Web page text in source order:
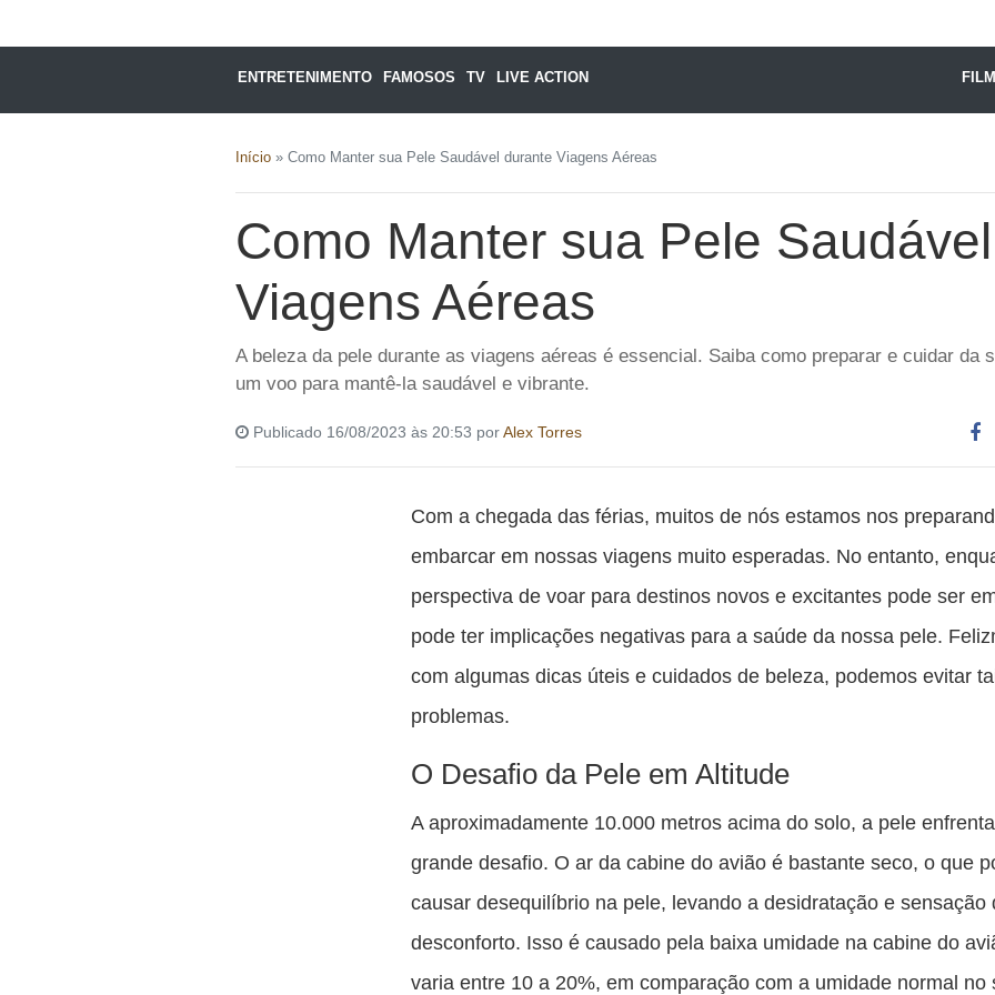
ENTRETENIMENTO FAMOSOS TV LIVE ACTION
Início » Como Manter sua Pele Saudável durante Viagens Aéreas
Como Manter sua Pele
Viagens Aéreas
A beleza da pele durante as viagens aéreas é essencial. Saiba como preparar e cuidar da
um voo para mantê-la saudável e vibrante.
Publicado 16/08/2023 às 20:53 porAlex Torres
Com a chegada das férias, muitos de nós estamos nos
embarcar em nossas viagens muito esperadas. No entanto,
perspectiva de voar para destinos novos e excitantes pode ser
pode ter implicações negativas para a saúde da nossa pele.
com algumas dicas úteis e cuidados de beleza, podemos evitar
problemas.
O Desafio da Pele em Altitude
A aproximadamente 10.000 metros acima do solo, a pele
grande desafio. O ar da cabine do avião é bastante seco, o que
causar desequilíbrio na pele, levando a desidratação e sensação
desconforto. Isso é causado pela baixa umidade na cabine do
varia entre 10 a 20%, em comparação com a umidade normal no